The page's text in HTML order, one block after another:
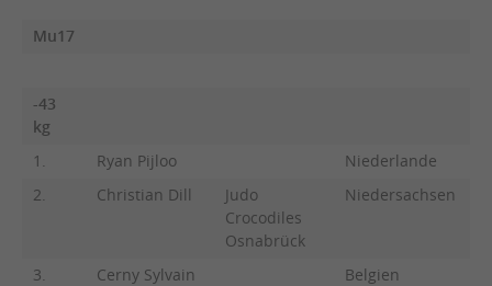
Mu17
-43
kg
1.
Ryan Pijloo
Niederlande
2.
Christian Dill
Judo
Crocodiles
Osnabrück
Niedersachsen
3. Cerny Sylvain
Belgien